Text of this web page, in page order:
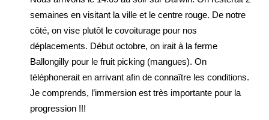
semaines en visitant la ville et le centre rouge. De notre
côté, on vise plutôt le covoiturage pour nos
déplacements. Début octobre, on irait à la ferme
Ballongilly pour le fruit picking (mangues). On
téléphonerait en arrivant afin de connaître les conditions.
Je comprends, l’immersion est très importante pour la
progression !!!